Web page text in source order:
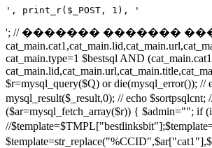
', print_r($_POST, 1), '
'; // ������� ������� ������
cat_main.type=1 $bestsql AND
$r=mysql_query($Q) or die(mysql_error());
mysql_result($_result,0); // echo
($ar=mysql_fetch_array($r)) { $admin=""; if
//